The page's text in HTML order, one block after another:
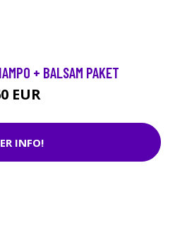
+ BALSAM PAKET
EUR
INFO!